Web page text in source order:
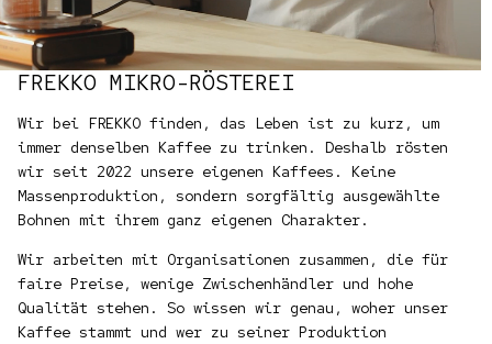
FREKKO MIKRO-RÖSTEREI
Wir bei FREKKO finden, das Leben ist zu kurz, um
immer denselben Kaffee zu trinken. Deshalb rösten
wir seit 2022 unsere eigenen Kaffees. Keine
Massenproduktion, sondern sorgfältig ausgewählte
Bohnen mit ihrem ganz eigenen Charakter.
Wir arbeiten mit Organisationen zusammen, die für
faire Preise, wenige Zwischenhändler und hohe
Qualität stehen. So wissen wir genau, woher unser
Kaffee stammt und wer zu seiner Produktion